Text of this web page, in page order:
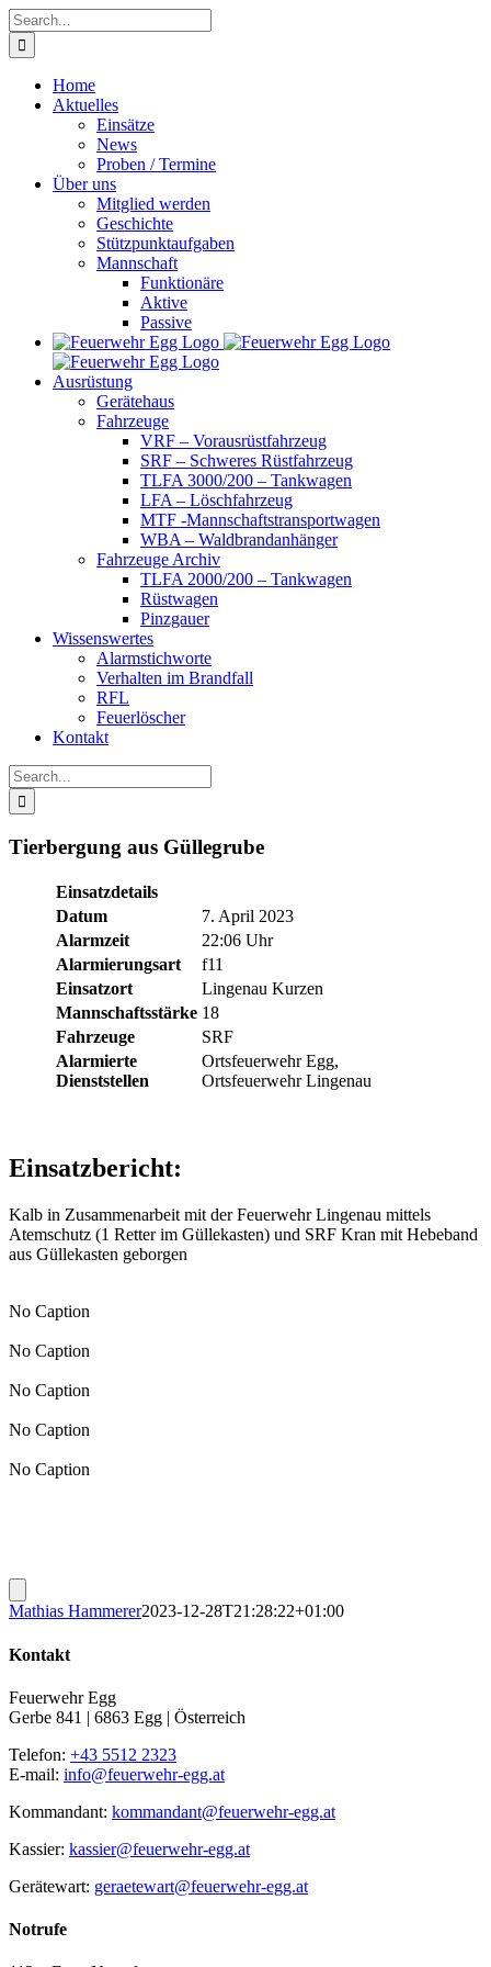
Skip
to
content
Search
for:
Home
Aktuelles
Einsätze
News
Proben / Termine
Über uns
Mitglied werden
Geschichte
Stützpunktaufgaben
Mannschaft
Funktionäre
Aktive
Passive
Ausrüstung
Gerätehaus
Fahrzeuge
VRF – Vorausrüstfahrzeug
SRF – Schweres Rüstfahrzeug
TLFA 3000/200 – Tankwagen
LFA – Löschfahrzeug
MTF -Mannschaftstransportwagen
WBA – Waldbrandanhänger
Fahrzeuge Archiv
TLFA 2000/200 – Tankwagen
Rüstwagen
Pinzgauer
Wissenswertes
Alarmstichworte
Verhalten im Brandfall
RFL
Feuerlöscher
Kontakt
Search
for:
Tierbergung aus Güllegrube
Einsatzdetails
Datum
7. April 2023
Alarmzeit
22:06 Uhr
Alarmierungsart
f11
Einsatzort
Lingenau Kurzen
Mannschaftsstärke 18
Fahrzeuge
SRF
Alarmierte
Dienststellen
Ortsfeuerwehr Egg,
Ortsfeuerwehr Lingenau
Einsatzbericht:
Kalb in Zusammenarbeit mit der Feuerwehr Lingenau mittels
Atemschutz (1 Retter im Güllekasten) und SRF Kran mit Hebeband
aus Güllekasten geborgen
No Caption
No Caption
No Caption
No Caption
No Caption
Mathias Hammerer2023-12-28T21:28:22+01:00
Kontakt
Feuerwehr Egg
Gerbe 841 | 6863 Egg | Österreich
Telefon: +43 5512 2323
E-mail: info@feuerwehr-egg.at
Kommandant: kommandant@feuerwehr-egg.at
Kassier: kassier@feuerwehr-egg.at
Gerätewart: geraetewart@feuerwehr-egg.at
Notrufe